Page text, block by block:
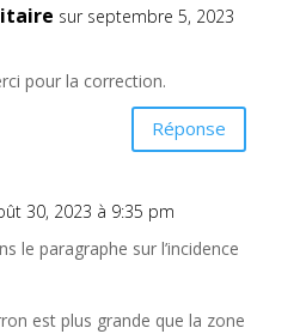
sur septembre 5, 2023
pour la correction.
Réponse
30, 2023 à 9:35 pm
le paragraphe sur l’incidence
est plus grande que la zone